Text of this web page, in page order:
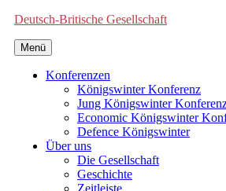
Deutsch-Britische Gesellschaft
Menü
Konferenzen
Königswinter Konferenz
Jung Königswinter
Economic Königswinter
Defence Königswinter
Über uns
Die Gesellschaft
Geschichte
Zeitleiste